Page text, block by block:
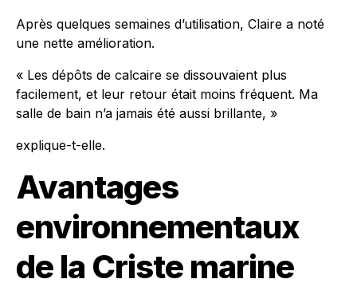
Après quelques semaines d’utilisation, Claire a noté
une nette amélioration.
« Les dépôts de calcaire se dissouvaient plus
facilement, et leur retour était moins fréquent. Ma
salle de bain n’a jamais été aussi brillante, »
explique-t-elle.
Avantages
environnementaux
de la Criste marine